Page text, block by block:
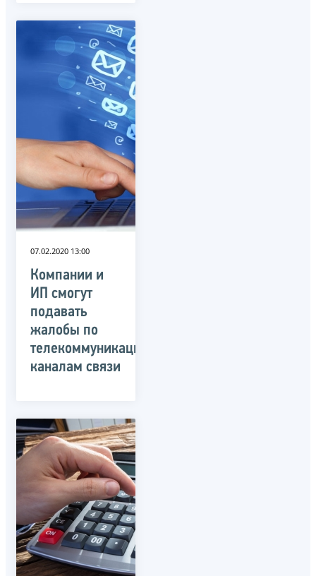
07.02.2020 13:00
Компании и
ИП смогут
подавать
жалобы по
телекоммуникационным
каналам связи